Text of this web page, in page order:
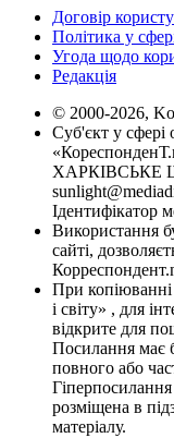
Договір
Політика у
Угода щодо
Редакція
© 2000-2026,
Суб'єкт у сфері
ХАРКІВСЬКЕ
Ідентифікатор
Використання
сайті,
При копіюванні
і світу» , для
відкрите для
Посилання має
повного або
розміщена в
матеріалу.